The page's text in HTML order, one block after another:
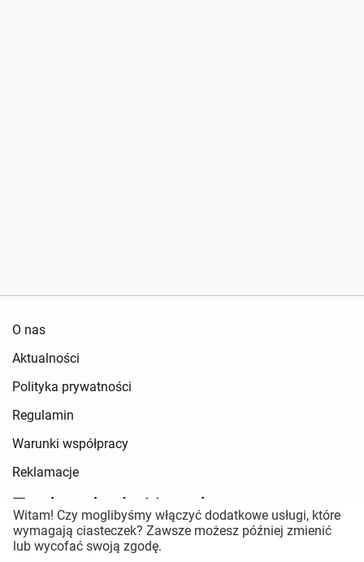
O nas
Aktualności
Polityka prywatności
Regulamin
Warunki współpracy
Reklamacje
Zapisz się do Newslettera
Pozostań w kontakcie
Witam! Czy moglibyśmy włączyć dodatkowe usługi, które
wymagają ciasteczek? Zawsze możesz później zmienić
lub wycofać swoją zgodę.